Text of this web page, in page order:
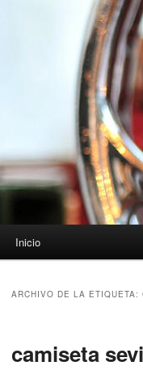
Inicio
ARCHIVO DE LA ETIQUETA:
camiseta